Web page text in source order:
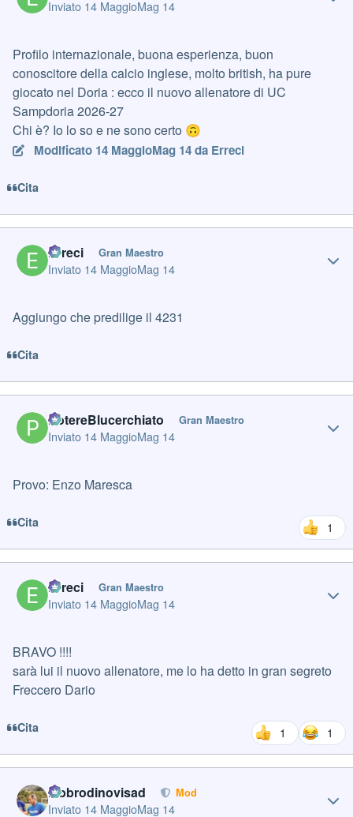
Inviato 14 MaggioMag 14
Profilo internazionale, buona esperienza, buon
conoscitore della calcio inglese, molto british, ha pure
giocato nel Doria : ecco il nuovo allenatore di UC
Sampdoria 2026-27
Chi è? Io lo so e ne sono certo 🙃
Modificato 14 MaggioMag 14da Erreci
Cita
Erreci Gran Maestro
Inviato 14 MaggioMag 14
Aggiungo che predilige il 4231
Cita
PotereBlucerchiato Gran Maestro
Inviato 14 MaggioMag 14
Provo: Enzo Maresca
Cita 1
Erreci Gran Maestro
Inviato 14 MaggioMag 14
BRAVO !!!!
sarà lui il nuovo allenatore, me lo ha detto in gran segreto
Freccero Dario
Cita 1 1
labbrodinovisad Mod
Inviato 14 MaggioMag 14